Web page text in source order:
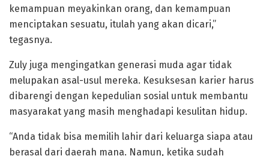
kemampuan meyakinkan orang, dan kemampuan
menciptakan sesuatu, itulah yang akan dicari,”
tegasnya.
Zuly juga mengingatkan generasi muda agar tidak
melupakan asal-usul mereka. Kesuksesan karier harus
dibarengi dengan kepedulian sosial untuk membantu
masyarakat yang masih menghadapi kesulitan hidup.
“Anda tidak bisa memilih lahir dari keluarga siapa atau
berasal dari daerah mana. Namun, ketika sudah